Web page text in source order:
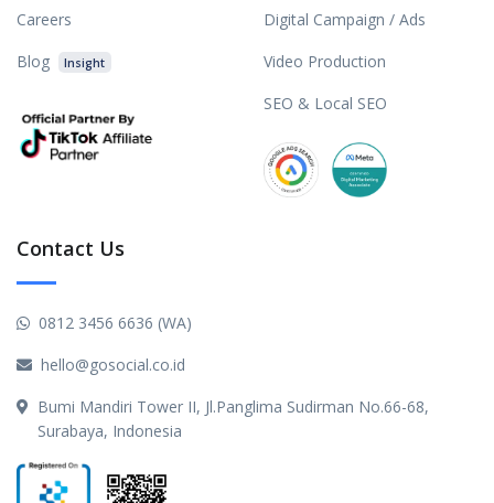
Careers
Blog
Insight
Digital Campaign / Ads
Video Production
SEO & Local SEO
Contact Us
0812 3456 6636 (WA)
hello@gosocial.co.id
Bumi Mandiri Tower II, Jl.Panglima Sudirman No.66-68,
Surabaya, Indonesia